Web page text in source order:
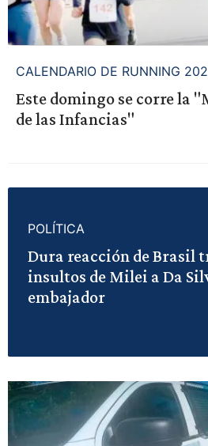
CALENDARIO DE RUNNING
Este domingo se corre la
de las Infancias"
POLÍTICA
Dura reacción de Brasil
insultos de Milei a Da
embajador